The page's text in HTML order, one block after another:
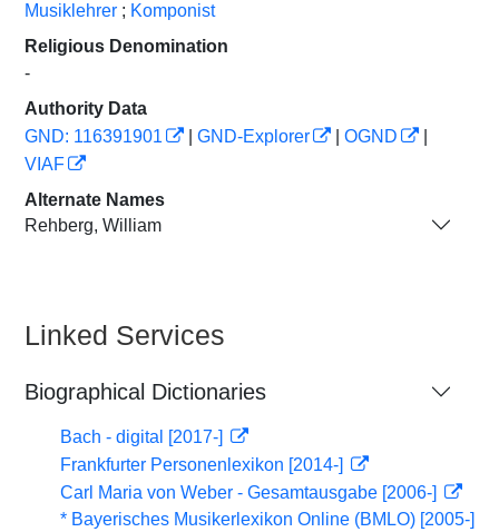
Musiklehrer ; Komponist
Religious Denomination
-
Authority Data
GND: 116391901
GND-Explorer OGND
VIAF
Alternate Names
Rehberg, William
Linked Services
Biographical Dictionaries
Bach - digital [2017-]
Frankfurter Personenlexikon [2014-]
Carl Maria von Weber - Gesamtausgabe [2006-]
* Bayerisches Musikerlexikon Online (BMLO) [2005-]